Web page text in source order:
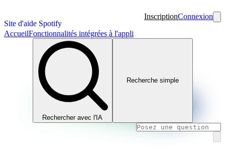
Site d'aide Spotify
InscriptionConnexion
AccueilFonctionnalités intégrées à l'appli
Rechercher avec l'IA
Recherche simple